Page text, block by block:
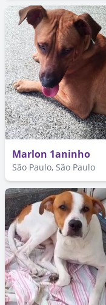
Marlon 1aninho
São Paulo, São Paulo